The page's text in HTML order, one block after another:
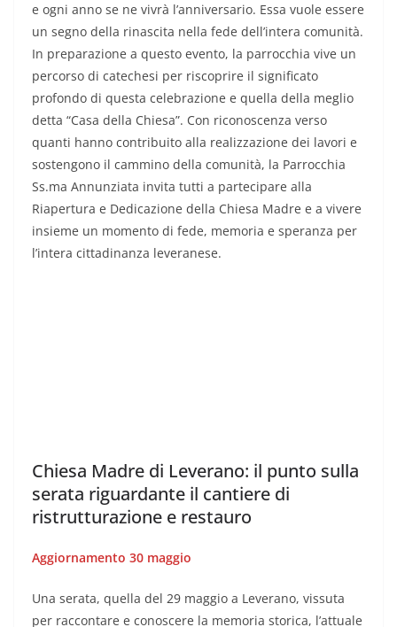
e ogni anno se ne vivrà l’anniversario. Essa vuole essere
un segno della rinascita nella fede dell’intera comunità.
In preparazione a questo evento, la parrocchia vive un
percorso di catechesi per riscoprire il significato
profondo di questa celebrazione e quella della meglio
detta “Casa della Chiesa”. Con riconoscenza verso
quanti hanno contribuito alla realizzazione dei lavori e
sostengono il cammino della comunità, la Parrocchia
Ss.ma Annunziata invita tutti a partecipare alla
Riapertura e Dedicazione della Chiesa Madre e a vivere
insieme un momento di fede, memoria e speranza per
l’intera cittadinanza leveranese.
Chiesa Madre di Leverano: il punto sulla
serata riguardante il cantiere di
ristrutturazione e restauro
Aggiornamento 30 maggio
Una serata, quella del 29 maggio a Leverano, vissuta
per raccontare e conoscere la memoria storica, l’attuale